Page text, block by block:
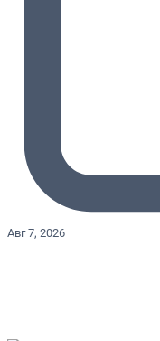
Авг 7, 2026